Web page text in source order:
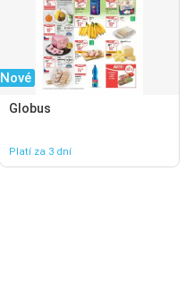
Nové
Globus
Platí za 3 dní